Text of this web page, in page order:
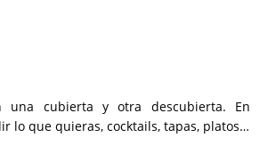
una cubierta y otra descubierta. En
lo que quieras, cocktails, tapas, platos…